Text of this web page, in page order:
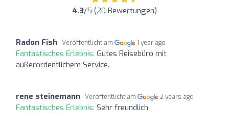
4.3/5 (20 Bewertungen)
Radon Fish Veröffentlicht am 1 year ago
Fantastisches Erlebnis: Gutes Reisebüro mit
außerordentlichem Service.
rene steinemann Veröffentlicht am 2 years ago
Fantastisches Erlebnis: Sehr freundlich